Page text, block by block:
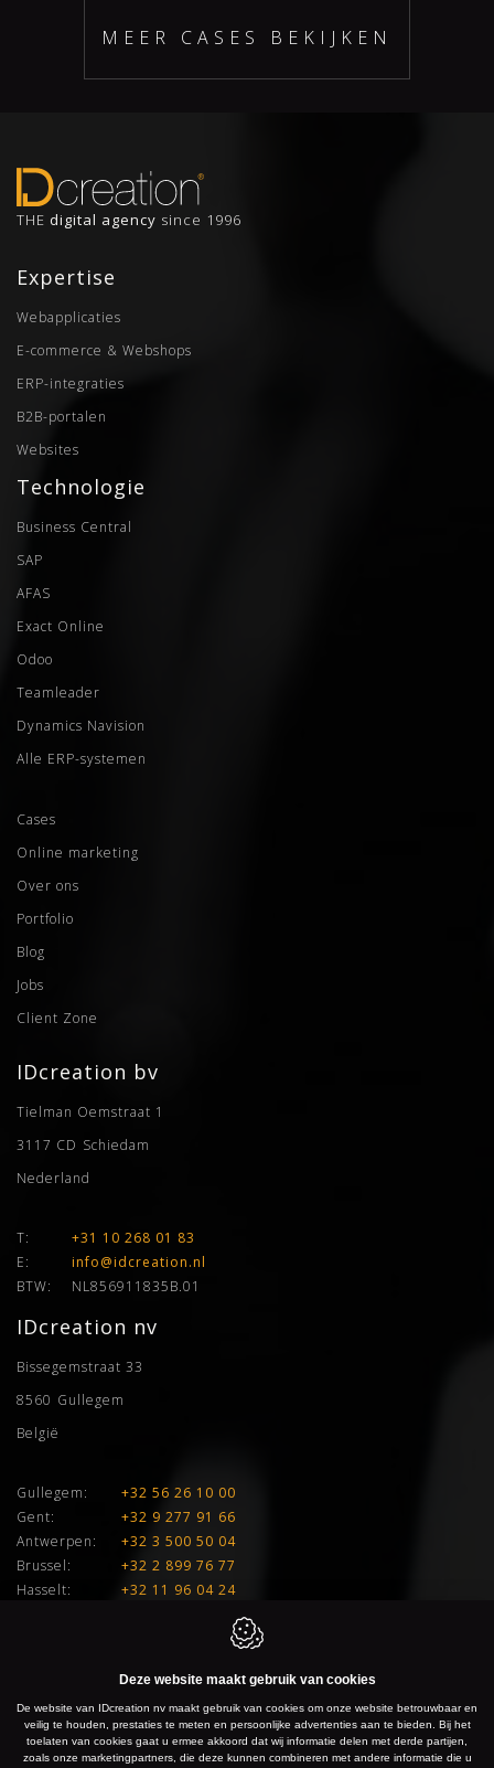
MEER CASES BEKIJKEN
THE digital agency since 1996
Expertise
Webapplicaties
E-commerce & Webshops
ERP-integraties
B2B-portalen
Websites
Technologie
Business Central
SAP
AFAS
Exact Online
Odoo
Teamleader
Dynamics Navision
Alle ERP-systemen
Cases
Online marketing
Over ons
Portfolio
Blog
Jobs
Client Zone
IDcreation bv
Tielman Oemstraat 1
3117 CD Schiedam
Nederland
T:
+31 10 268 01 83
E:
info@idcreation.nl
BTW:
NL856911835B.01
IDcreation nv
Bissegemstraat 33
8560 Gullegem
België
Gullegem:
+32 56 26 10 00
Gent:
+32 9 277 91 66
Antwerpen:
+32 3 500 50 04
Brussel:
+32 2 899 76 77
Hasselt:
+32 11 96 04 24
info@idcreation.be
BE 0460.241.343
IDcreation 2026 Cookie policy Privacy policy Sitemap
Deze website maakt gebruik van cookies
De website van IDcreation nv maakt gebruik van cookies om onze website betrouwbaar en
veilig te houden, prestaties te meten en persoonlijke advertenties aan te bieden. Bij het
toelaten van cookies gaat u ermee akkoord dat wij informatie delen met derde partijen,
zoals onze marketingpartners, die deze kunnen combineren met andere informatie die u